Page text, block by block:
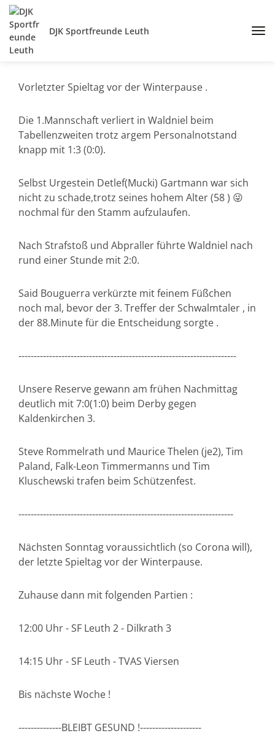
DJK Sportfreunde Leuth
Vorletzter Spieltag vor der Winterpause .
Die 1.Mannschaft verliert in Waldniel beim
Tabellenzweiten trotz argem Personalnotstand
knapp mit 1:3 (0:0).
Selbst Urgestein Detlef(Mucki) Gartmann war sich
nicht zu schade,trotz seines hohem Alter (58 ) 😜
nochmal für den Stamm aufzulaufen.
Nach Strafstoß und Abpraller führte Waldniel nach
rund einer Stunde mit 2:0.
Said Bouguerra verkürzte mit feinem Füßchen
noch mal, bevor der 3. Treffer der Schwalmtaler , in
der 88.Minute für die Entscheidung sorgte .
-----------------------------------------------------------------------
Unsere Reserve gewann am frühen Nachmittag
deutlich mit 7:0(1:0) beim Derby gegen
Kaldenkirchen 3.
Steve Rommelrath und Maurice Thelen (je2), Tim
Paland, Falk-Leon Timmermanns und Tim
Kluschewski trafen beim Schützenfest.
----------------------------------------------------------------------
Nächsten Sonntag voraussichtlich (so Corona will),
der letzte Spieltag vor der Winterpause.
Zuhause dann mit folgenden Partien :
12:00 Uhr - SF Leuth 2 - Dilkrath 3
14:15 Uhr - SF Leuth - TVAS Viersen
Bis nächste Woche !
--------------BLEIBT GESUND !--------------------